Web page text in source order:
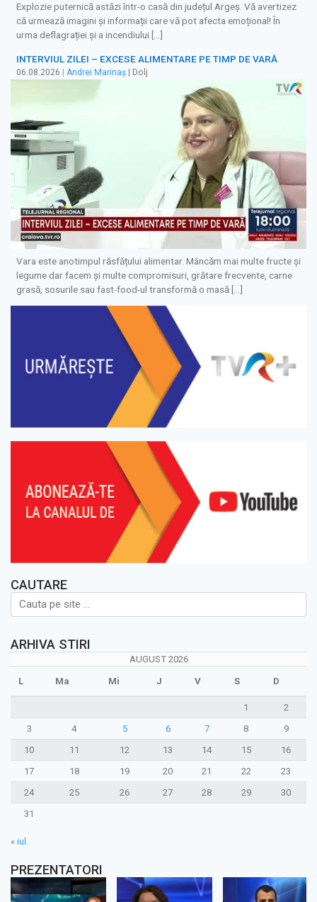
Explozie puternică astăzi într-o casă din județul Argeș. Vă avertizez
că urmează imagini și informații care vă pot afecta emoțional! În
urma deflagrației și a incendiului […]
INTERVIUL ZILEI – EXCESE ALIMENTARE PE TIMP DE VARĂ
06.08.2026 Andrei Marinaș | Dolj
Vara este anotimpul răsfățului alimentar. Mâncăm mai multe fructe și
legume dar facem și multe compromisuri, grătare frecvente, carne
grasă, sosurile sau fast-food-ul transformă o masă […]
CAUTARE
ARHIVA STIRI
AUGUST 2026
L Ma Mi J V S D
1
2
3
4 5 6 7 8
9
10
11 12 13 14 15
16
17
18 19 20 21 22
23
24
25 26 27 28 29
30
31
« iul.
PREZENTATORI